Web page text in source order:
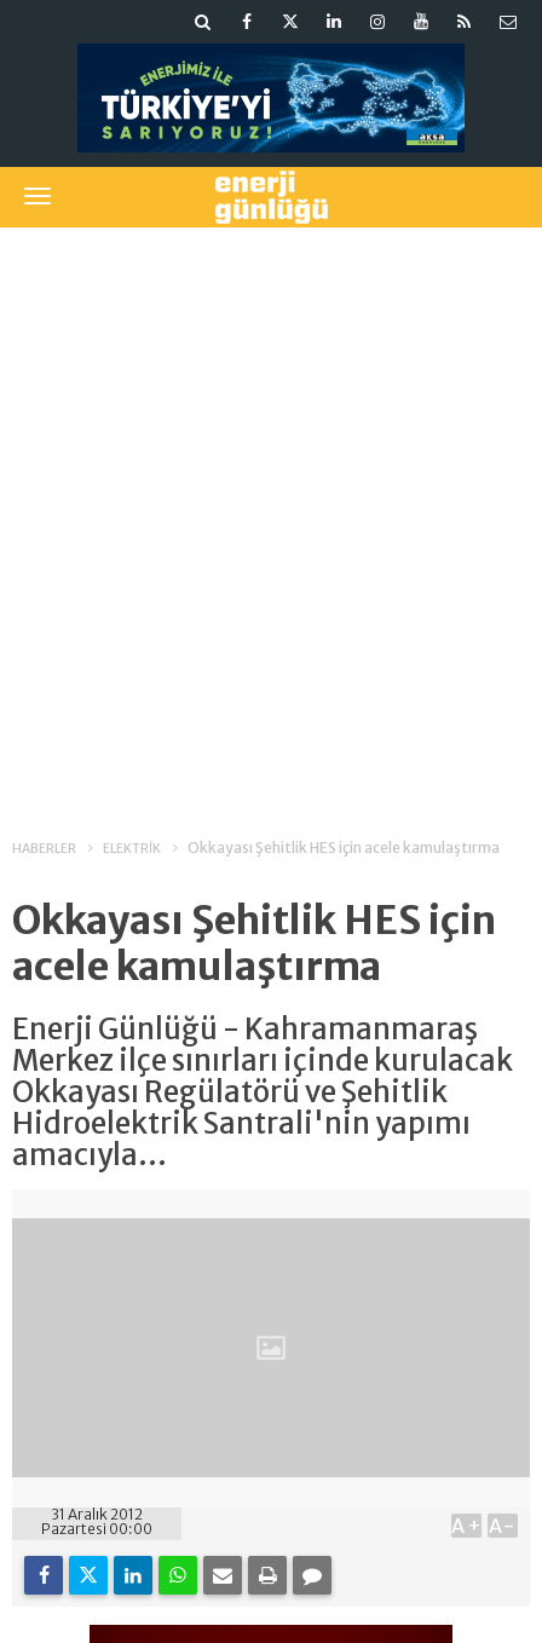
HABERLER ELEKTRİK Okkayası Şehitlik HES için acele kamulaştırma
Okkayası Şehitlik HES için
acele kamulaştırma
Enerji Günlüğü - Kahramanmaraş
Merkez ilçe sınırları içinde kurulacak
Okkayası Regülatörü ve Şehitlik
Hidroelektrik Santrali'nin yapımı
amacıyla...
31 Aralık 2012
Pazartesi 00:00
A+ A-